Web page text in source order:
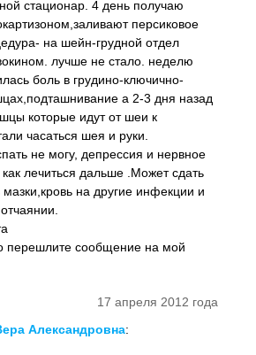
стационар. 4 день получаю
персиковое
на шейн-грудной отдел
лучше не стало. неделю
боль в грудино-ключично-
а 2-3 дня назад
которые идут от шеи к
часаться шея и руки.
не могу, депрессия и нервное
лечиться дальше .Может сдать
на другие инфекции и
перешлите сообщение на мой
17 апреля 2012 года
Александровна: